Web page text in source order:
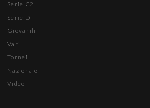
Serie C2
Serie D
Giovanili
Vari
Tornei
Nazionale
Video